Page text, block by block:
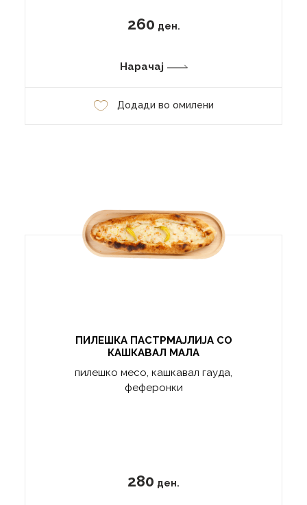
260 ден.
Нарачај
Додади во омилени
ПИЛЕШКА ПАСТРМАЈЛИЈА СО
КАШКАВАЛ МАЛА
пилешко месо, кашкавал гауда,
феферонки
280 ден.